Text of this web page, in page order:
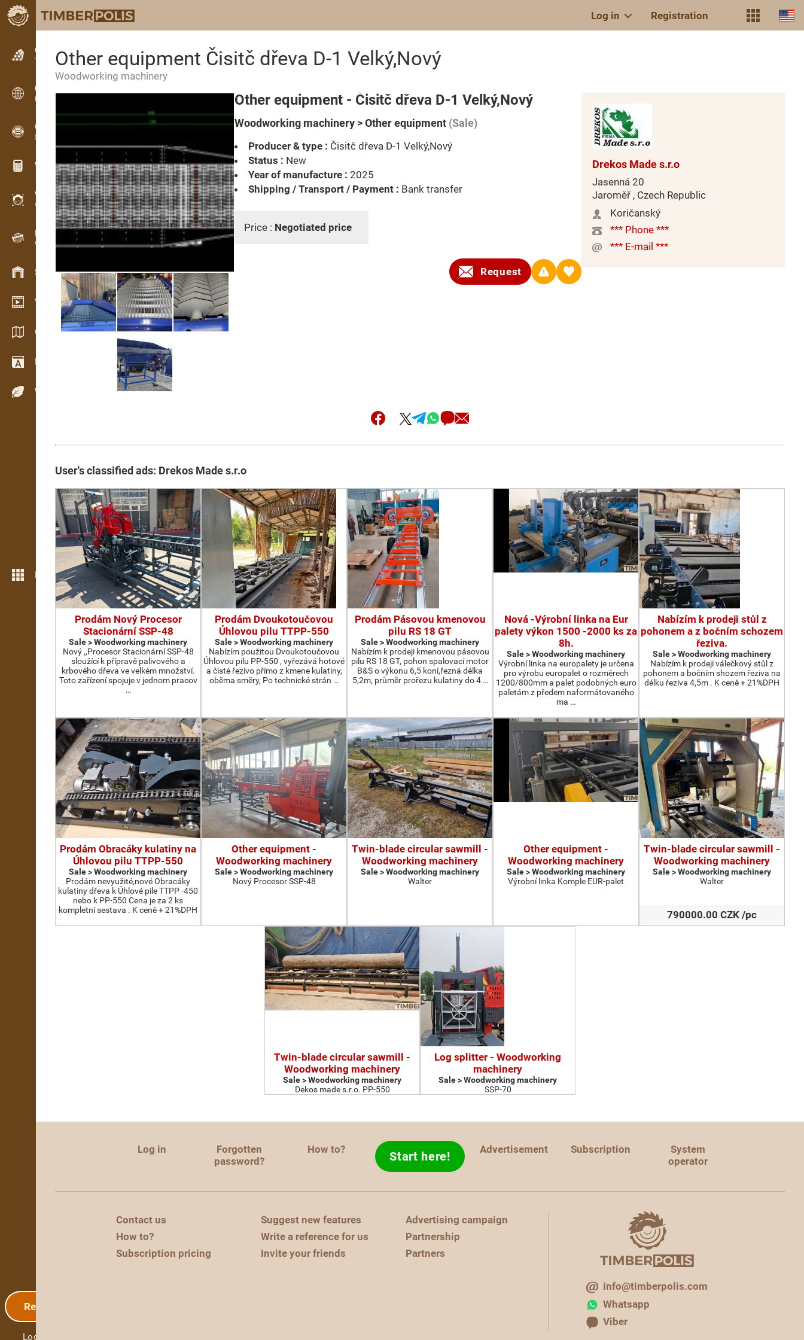
Log in Registration
Classifieds
Text classifieds
Classifieds
International classifieds
OPTI-TIMB
Sawing patterns
Wood calculators
WoodProfi
Wood volume with AI
Recorder
Wood inventory in the field
Stock management
Video showroom
Catalogs / Brochures
Dictionary
Wood Species
More features
Registration
Log in
Other equipment Čisitč dřeva D-1 Velký,Nový
Woodworking machinery
Other equipment - Čisitč dřeva D-1 Velký,Nový
Woodworking machinery > Other equipment (Sale)
Producer & type : Čisitč dřeva D-1 Velký,Nový
Status : New
Year of manufacture : 2025
Shipping / Transport / Payment : Bank transfer
Price : Negotiated price
Request
Drekos Made s.r.o
Jasenná 20
Jaroměř , Czech Republic
Koričanský
*** Phone ***
*** E-mail ***
User's classified ads: Drekos Made s.r.o
Prodám Nový Procesor
Stacionární SSP-48
Sale > Woodworking machinery
Nový ,,Procesor Stacionární SSP-48
sloužící k přípravě palivového a
krbového dřeva ve velkém množství.
Toto zařízení spojuje v jednom pracov
…
Prodám Dvoukotoučovou
Úhlovou pilu TTPP-550
Sale > Woodworking machinery
Nabízím použitou Dvoukotoučovou
Úhlovou pilu PP-550 , vyřezává hotové
a čisté řezivo přímo z kmene kulatiny,
oběma směry, Po technické strán …
Prodám Pásovou kmenovou
pilu RS 18 GT
Sale > Woodworking machinery
Nabízím k prodeji kmenovou pásovou
pilu RS 18 GT, pohon spalovací motor
B&S o výkonu 6,5 koní,řezná délka
5,2m, průměr prořezu kulatiny do 4 …
Nová -Výrobní linka na Eur
palety výkon 1500 -2000 ks za
8h.
Sale > Woodworking machinery
Výrobní linka na europalety je určena
pro výrobu europalet o rozměrech
1200/800mm a palet podobných euro
paletám z předem naformátovaného
ma …
Nabízím k prodeji stůl z
pohonem a z bočním schozem
řeziva.
Sale > Woodworking machinery
Nabízím k prodeji válečkový stůl z
pohonem a bočním shozem řeziva na
délku řeziva 4,5m . K ceně + 21%DPH
Prodám Obracáky kulatiny na
Úhlovou pilu TTPP-550
Sale > Woodworking machinery
Prodám nevyužité,nové Obracáky
kulatiny dřeva k Úhlové pile TTPP -450
nebo k PP-550 Cena je za 2 ks
kompletní sestava . K ceně + 21%DPH
Other equipment -
Woodworking machinery
Sale > Woodworking machinery
Nový Procesor SSP-48
Twin-blade circular sawmill -
Woodworking machinery
Sale > Woodworking machinery
Walter
Other equipment -
Woodworking machinery
Sale > Woodworking machinery
Výrobní linka Komple EUR-palet
Twin-blade circular sawmill -
Woodworking machinery
Sale > Woodworking machinery
Walter
790000.00 CZK /pc
Twin-blade circular sawmill -
Woodworking machinery
Sale > Woodworking machinery
Dekos made s.r.o. PP-550
Log splitter - Woodworking
machinery
Sale > Woodworking machinery
SSP-70
Log in
Forgotten
password?
How to? Start here! Advertisement Subscription
System
operator
Contact us
How to?
Subscription pricing
Suggest new features
Write a reference for us
Invite your friends
Advertising campaign
Partnership
Partners
info@timberpolis.com
Whatsapp
Viber